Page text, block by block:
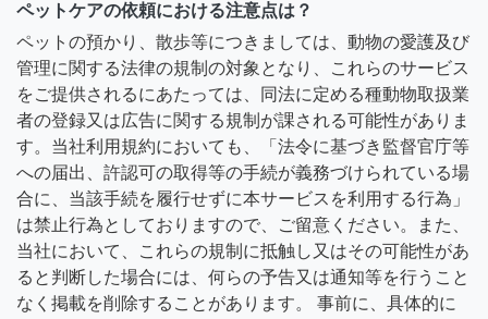
ペットケアの依頼における注意点は？
ペットの預かり、散歩等につきましては、動物の愛護及び
管理に関する法律の規制の対象となり、これらのサービス
をご提供されるにあたっては、同法に定める種動物取扱業
者の登録又は広告に関する規制が課される可能性がありま
す。当社利用規約においても、「法令に基づき監督官庁等
への届出、許認可の取得等の手続が義務づけられている場
合に、当該手続を履行せずに本サービスを利用する行為」
は禁止行為としておりますので、ご留意ください。また、
当社において、これらの規制に抵触し又はその可能性があ
ると判断した場合には、何らの予告又は通知等を行うこと
なく掲載を削除することがあります。 事前に、具体的に